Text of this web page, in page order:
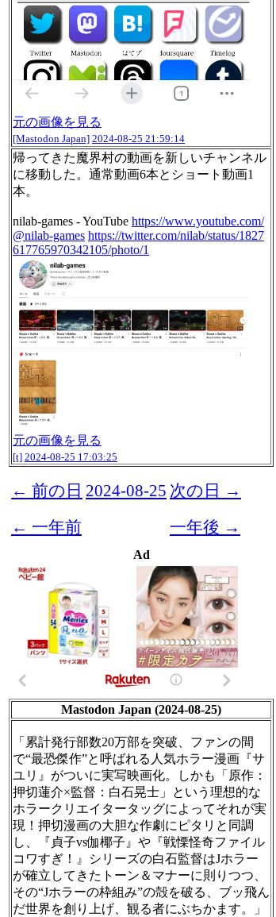
元の画像を見る
[Mastodon Japan] 2024-08-25 21:59:14
帰ってきた魔界村の動画を新しいチャンネル
に移動した。通常動画6本とショート動画1
本。
nilab-games - YouTube https://www.youtube.com/
@nilab-games https://twitter.com/nilab/status/1827
617765970342105/photo/1
元の画像を見る
[t] 2024-08-25 17:03:25
← 前の日 2024-08-25 次の日 →
← 一年前
一年後 →
Ad
Mastodon Japan (2024-08-25)
「累計発行部数20万部を突破、ファンの間
で“最恐傑作”と呼ばれる人気ホラー漫画『サ
ユリ』がついに実写映画化。しかも「原作：
押切蓮介×監督：白石晃士」という理想的な
ホラークリエイタータッグによってそれが実
現！押切漫画の大胆な作劇にピタリと同調
し、『貞子vs伽椰子』や『戦慄怪奇ファイル
コワすぎ！』シリーズの白石監督はJホラー
が確立してきたトーン＆マナーに則りつつ、
その“Jホラーの枠組み”の殻を破る、ブッ飛ん
だ世界を創り上げ、観る者にぶちかます。」